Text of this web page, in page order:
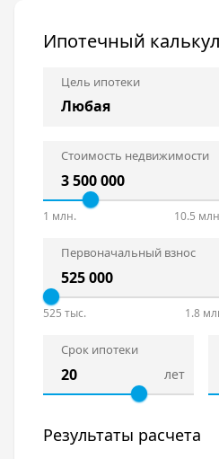
Ипотечный
Цель ипотеки
Стоимость недвижимости
1 млн. 10.5
Первоначальный взнос
525 тыс. 1.8
Срок ипотеки
лет
Результаты расчета